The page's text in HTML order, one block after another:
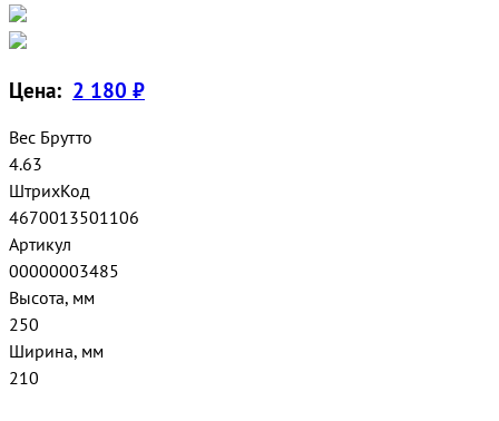
Цена: 2 180 ₽
Вес Брутто
4.63
ШтрихКод
4670013501106
Артикул
00000003485
Высота, мм
250
Ширина, мм
210